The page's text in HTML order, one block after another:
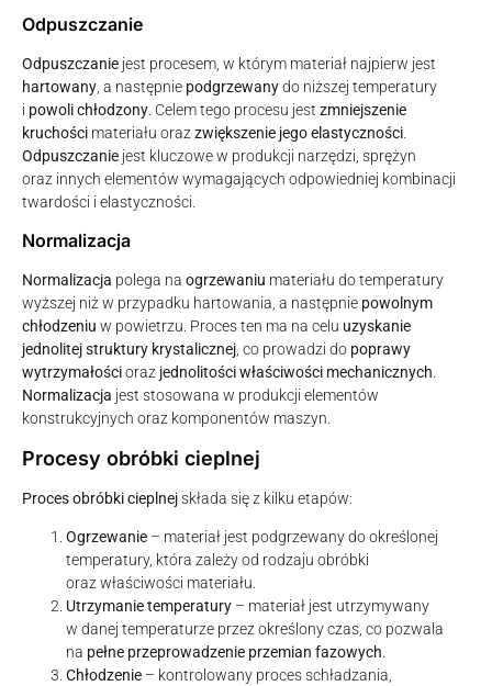
Odpuszczanie
Odpuszczanie jest procesem, w którym materiał najpierw jest
hartowany , a następnie podgrzewanydo niższej temperatury
i powoli chłodzony . Celem tego procesu jest zmniejszenie
kruchości materiału oraz zwiększenie jego elastyczności
Odpuszczanie jest kluczowe w produkcji narzędzi, sprężyn
oraz innych elementów wymagających odpowiedniej kombinacji
twardości i elastyczności.
Normalizacja
Normalizacja polega na ogrzewaniu materiału do temperatury
wyższej niż w przypadku hartowania, a następnie powolnym
chłodzeniu w powietrzu. Proces ten ma na celu uzyskanie
jednolitej struktury krystalicznej, co prowadzi do poprawy
wytrzymałościoraz jednolitości właściwości mechanicznych.
Normalizacja jest stosowana w produkcji elementów
konstrukcyjnych oraz komponentów maszyn.
Procesy obróbki cieplnej
Proces obróbki cieplnejskłada się z kilku etapów:
Ogrzewanie – materiał jest podgrzewany do określonej
temperatury, która zależy od rodzaju obróbki
oraz właściwości materiału.
Utrzymanie temperatury – materiał jest utrzymywany
w danej temperaturze przez określony czas, co pozwala
na pełne przeprowadzenie przemian fazowych.
Chłodzenie – kontrolowany proces schładzania,